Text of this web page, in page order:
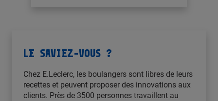
LE SAVIEZ-VOUS ?
Chez E.Leclerc, les boulangers sont libres de leurs
recettes et peuvent proposer des innovations aux
clients. Près de 3500 personnes travaillent au